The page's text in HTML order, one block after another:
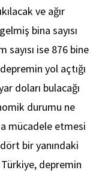
ve ağır
bina sayısı
sayısı ise 876 bine
yol açtığı
doları bulacağı
durumu ne
mücadele etmesi
bir yanındaki
depremin